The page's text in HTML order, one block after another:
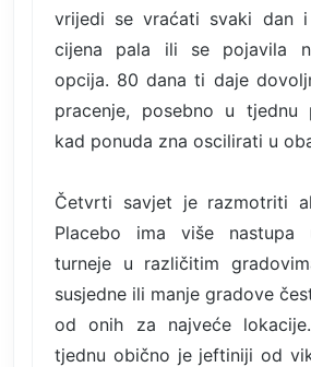
vrijedi se vraćati svaki dan
cijena pala ili se pojavila
opcija. 80 dana ti daje
pracenje, posebno u tjednu
kad ponuda zna oscilirati u
Četvrti savjet je razmotriti
Placebo ima više
turneje u različitim
susjedne ili manje gradove
od onih za najveće
tjednu obično je jeftiniji od